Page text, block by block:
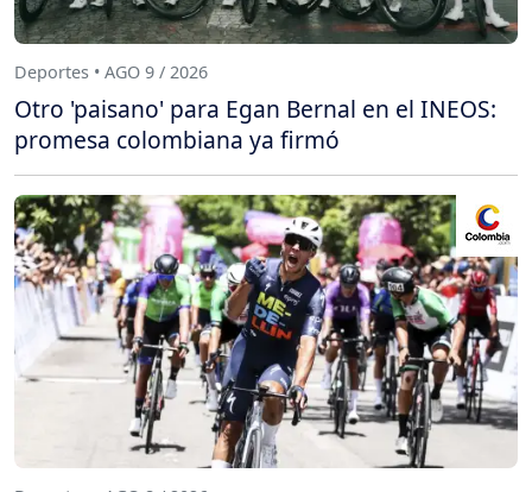
Deportes • AGO 9 / 2026
Otro 'paisano' para Egan Bernal en el INEOS:
promesa colombiana ya firmó